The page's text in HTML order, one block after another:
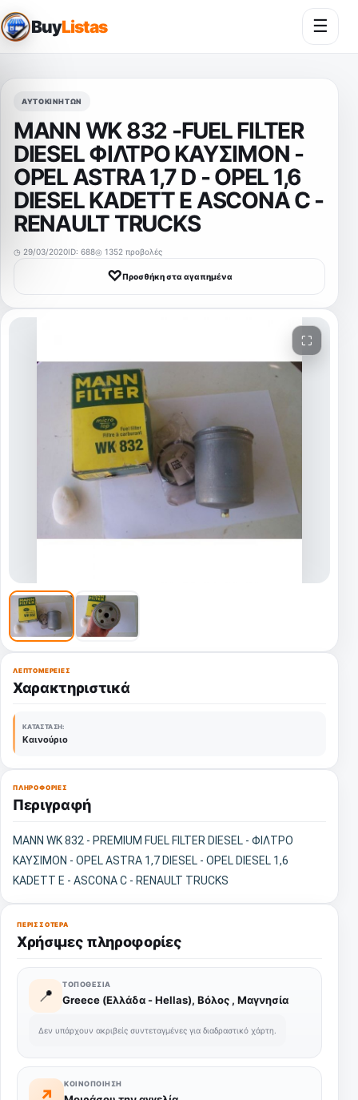
BuyListas ☰
ΑΥΤΟΚΙΝΉΤΩΝ
ΜΑΝΝ WK 832 -FUEL FILTER
DIESEL ΦΙΛΤΡΟ ΚΑΥΣΙΜΟΝ -
OPEL ASTRA 1,7 D - OPEL 1,6
DIESEL KADETT E ASCONA C -
RENAULT TRUCKS
◷ 29/03/2020ID: 688◎ 1352 προβολές
♡Προσθήκη στα αγαπημένα
ΛΕΠΤΟΜΈΡΕΙΕΣ
Χαρακτηριστικά
ΚΑΤΆΣΤΑΣΗ:
Καινούριο
ΠΛΗΡΟΦΟΡΊΕΣ
Περιγραφή
MANN WK 832 - PREMIUM FUEL FILTER DIESEL - ΦΙΛΤΡΟ
ΚΑΥΣΙΜΟΝ - OPEL ASTRA 1,7 DIESEL - OPEL DIESEL 1,6
KADETT E - ASCONA C - RENAULT TRUCKS
ΠΕΡΙΣΣΌΤΕΡΑ
Χρήσιμες πληροφορίες
📍
ΤΟΠΟΘΕΣΊΑ
Greece (Ελλάδα - Hellas), Βόλος , Μαγνησία
Δεν υπάρχουν ακριβείς συντεταγμένες για διαδραστικό χάρτη.
↗
ΚΟΙΝΟΠΟΊΗΣΗ